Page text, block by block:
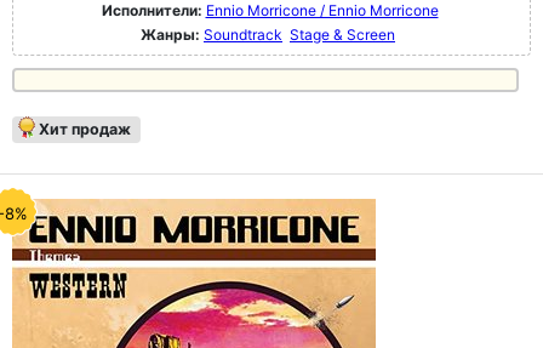
Исполнители: Ennio Morricone / Ennio Morricone
Жанры: Soundtrack Stage & Screen
Хит продаж
8%